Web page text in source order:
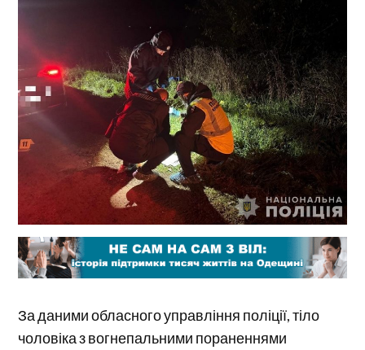
За даними обласного управління поліції, тіло
чоловіка з вогнепальними пораненнями